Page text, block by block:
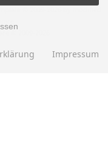
© 2009-2026
Impressum